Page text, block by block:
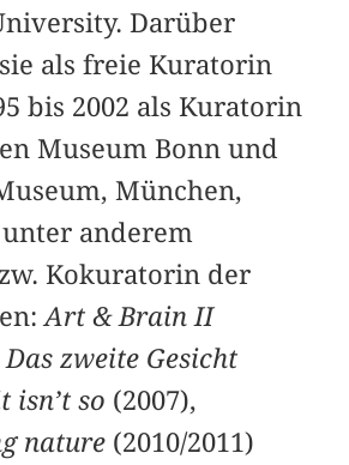
Darüber
als freie Kuratorin
bis 2002 als Kuratorin
Museum Bonn und
München,
anderem
Kokuratorin der
Art & Brain II
Das zweite Gesicht
isn’t so (2007),
nature (2010/2011)